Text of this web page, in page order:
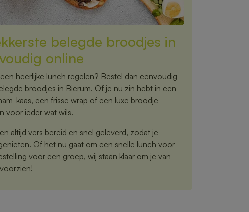
belegde broodjes in
online
heerlijke lunch regelen? Bestel dan eenvoudig
broodjes in Bierum. Of je nu zin hebt in een
kaas, een frisse wrap of een luxe broodje
voor ieder wat wils.
altijd vers bereid en snel geleverd, zodat je
Of het nu gaat om een snelle lunch voor
voor een groep, wij staan klaar om je van